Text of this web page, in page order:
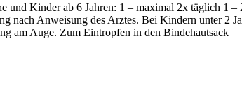
und Kinder ab 6 Jahren: 1 – maximal 2x täglich 1
nach Anweisung des Arztes. Bei Kindern unter 2
am Auge. Zum Eintropfen in den Bindehautsack